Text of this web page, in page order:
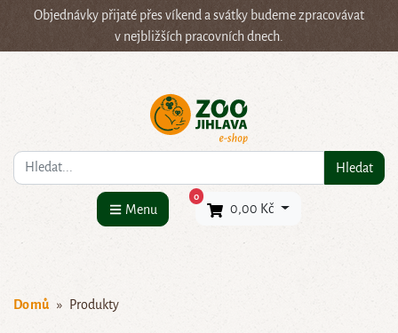
Objednávky přijaté přes víkend a svátky budeme zpracovávat
v nejbližších pracovních dnech.
Co hledáte? Hledat
Menu
0×
0,00 Kč
Domů Produkty